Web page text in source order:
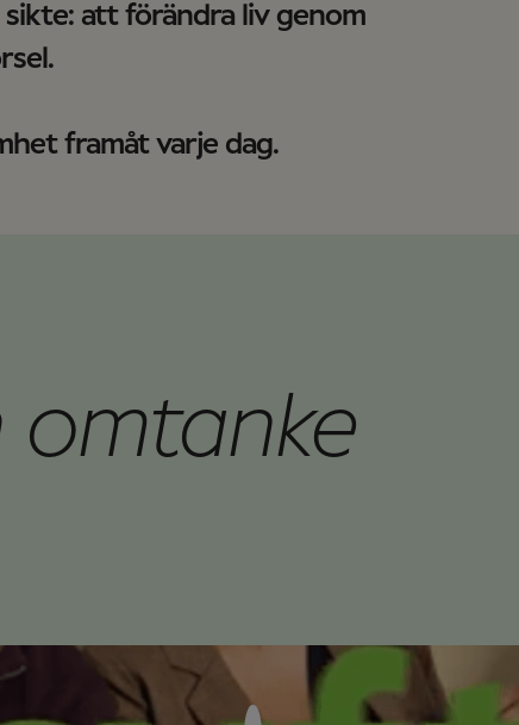
att förändra liv genom
framåt varje dag.
omtanke